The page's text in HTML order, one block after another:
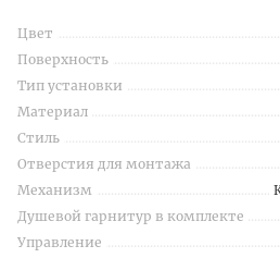
Цвет
Поверхность
Тип установки
Материал
Стиль
Отверстия для монтажа
Механизм
Душевой гарнитур в комплекте
Управление